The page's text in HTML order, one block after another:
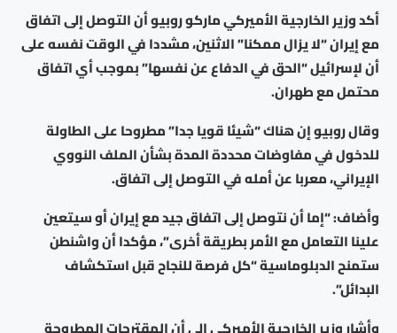
أكد وزير الخارجية الأميركي ماركو روبيو أن التوصل إلى اتفاق
مع إيران “لا يزال ممكنا” الاثنين، مشددا في الوقت نفسه على
أن لإسرائيل “الحق في الدفاع عن نفسها” بموجب أي اتفاق
محتمل مع طهران.
وقال روبيو إن هناك “شيئا قويا جدا” مطروحا على الطاولة
للدخول في مفاوضات محددة المدة بشأن الملف النووي
الإيراني، معربا عن أمله في التوصل إلى اتفاق.
وأضاف: “إما أن نتوصل إلى اتفاق جيد مع إيران أو سيتعين
علينا التعامل مع الأمر بطريقة أخرى”، مؤكدا أن واشنطن
ستمنح الدبلوماسية “كل فرصة للنجاح قبل استكشاف
البدائل”.